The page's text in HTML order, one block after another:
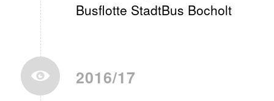
Busflotte StadtBus Bocholt
2016/17